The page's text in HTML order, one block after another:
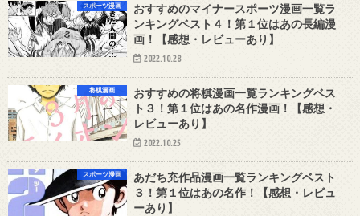
スポーツ漫画
おすすめのマイナースポーツ漫画一覧ラ
ンキングベスト４！第１位はあの長編漫
画！【感想・レビューあり】
2022.10.28
将棋漫画
おすすめの将棋漫画一覧ランキングベス
ト３！第１位はあの名作漫画！【感想・
レビューあり】
2022.10.25
スポーツ漫画
あだち充作品漫画一覧ランキングベスト
３！第１位はあの名作！【感想・レビュ
ーあり】